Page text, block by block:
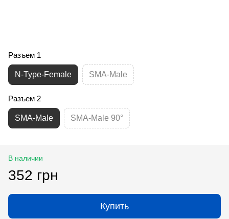
Разъем 1
N-Type-Female SMA-Male
Разъем 2
SMA-Male SMA-Male 90°
В наличии
352 грн
Купить